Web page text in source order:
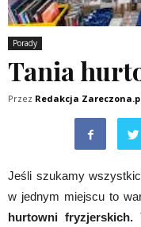
Porady
Tania
Przez Redakcja
Jeśli szukamy
w jednym miejscu to
hurtowni fryzjerskich.